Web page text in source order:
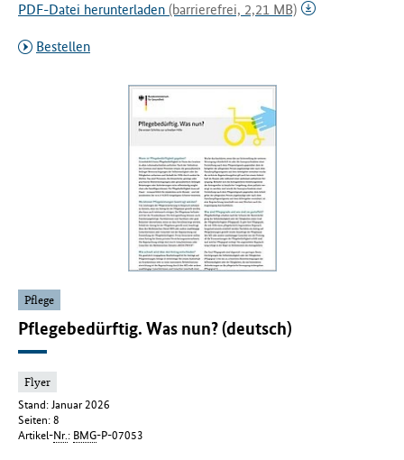
PDF-Datei herunterladen (barrierefrei, 2,21 MB)
Bestellen
Pflege
Pflegebedürftig. Was nun? (deutsch)
Flyer
Stand: Januar 2026
Seiten: 8
Artikel-Nr. : BMG-P-07053